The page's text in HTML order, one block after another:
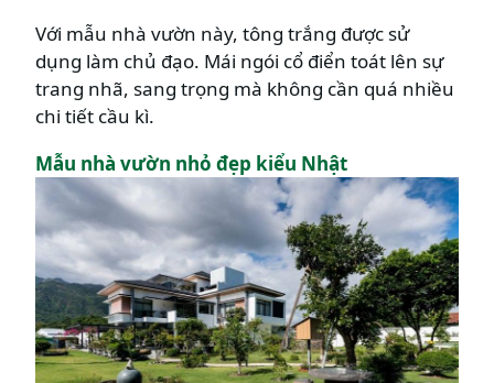
Với mẫu nhà vườn này, tông trắng được sử
dụng làm chủ đạo. Mái ngói cổ điển toát lên sự
trang nhã, sang trọng mà không cần quá nhiều
chi tiết cầu kì.
Mẫu nhà vườn nhỏ đẹp kiểu Nhật